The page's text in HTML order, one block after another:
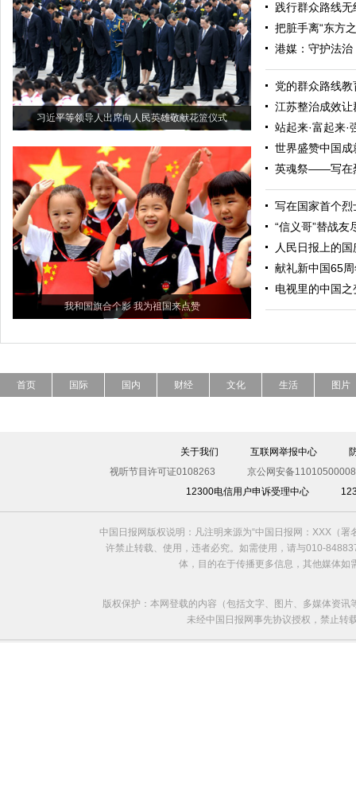
习近平等领导人出席向人民英雄敬献花篮仪式
我和国旗合个影 我为祖国来点赞
践行群众路线无
把脏手离“东方
港媒：守护法
党的群众路线
江苏整治成效让
站起来·富起来·
世界盛赞中国
英魂祭——写在
写在国家首个
“信义哥”替战友
人民日报上的国
献礼新中国65
电视里的中国之
首页 国际 国内 财经 文化 生活 图片
关于我们 互联网举报中心
视听节目许可证0108263
京公网安备
12300电信用户申诉受理中心
中国日报网版权说明：凡注明来源为“中国日报网：XXX（
许禁止转载、使用，违者必究。如需使用，请与010-
体，目的在于传播更多信息，其他媒体
版权保护：本网登载的内容（包括文字、图片、多媒体资
未经中国日报网事先协议授权，禁止转